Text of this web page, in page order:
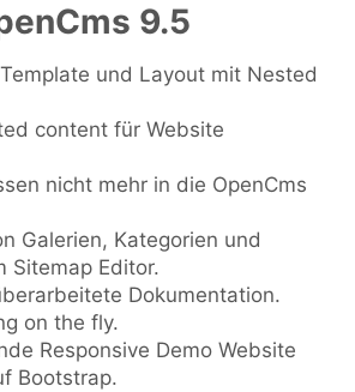
9.5
und Layout mit Nested
content für Website
nicht mehr in die OpenCms
Galerien, Kategorien und
Sitemap Editor.
Dokumentation.
on the fly.
Responsive Demo Website
Bootstrap.